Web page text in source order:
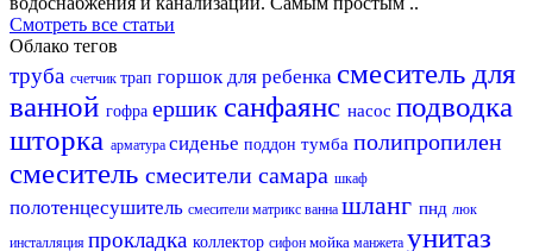
Смотреть все статьи
Облако тегов
труба счетчик трап горшок для ребенка смеситель для
ванной гофра ершик санфаянс насос подводка
шторка арматура сиденье поддон тумба полипропилен
смеситель смесители самара шкаф
полотенцесушитель смесители матрикс ванна шланг пнд люк
инсталляция прокладка коллектор сифон мойка манжета унитаз